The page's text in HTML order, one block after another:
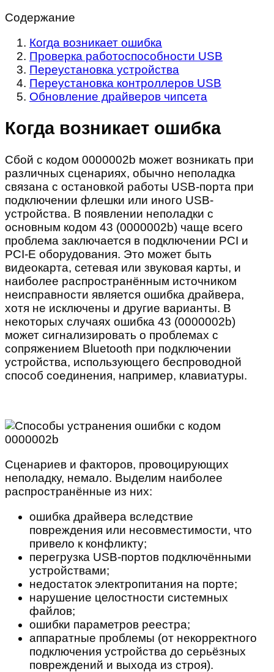
Содержание
Когда возникает ошибка
Проверка работоспособности USB
Переустановка устройства
Переустановка контроллеров USB
Обновление драйверов чипсета
Когда возникает ошибка
Сбой с кодом 0000002b может возникать при
различных сценариях, обычно неполадка
связана с остановкой работы USB-порта при
подключении флешки или иного USB-
устройства. В появлении неполадки с
основным кодом 43 (0000002b) чаще всего
проблема заключается в подключении PCI и
PCI-E оборудования. Это может быть
видеокарта, сетевая или звуковая карты, и
наиболее распространённым источником
неисправности является ошибка драйвера,
хотя не исключены и другие варианты. В
некоторых случаях ошибка 43 (0000002b)
может сигнализировать о проблемах с
сопряжением Bluetooth при подключении
устройства, использующего беспроводной
способ соединения, например, клавиатуры.
Сценариев и факторов, провоцирующих
неполадку, немало. Выделим наиболее
распространённые из них:
ошибка драйвера вследствие
повреждения или несовместимости, что
привело к конфликту;
перегрузка USB-портов подключёнными
устройствами;
недостаток электропитания на порте;
нарушение целостности системных
файлов;
ошибки параметров реестра;
аппаратные проблемы (от некорректного
подключения устройства до серьёзных
повреждений и выхода из строя).